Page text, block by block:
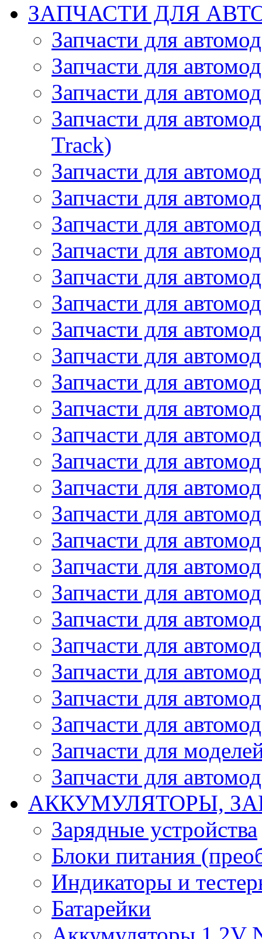
ЗАПЧАСТИ ДЛЯ
Запчасти для
Запчасти для
Запчасти для
Запчасти для
Track)
Запчасти для
Запчасти для
Запчасти для
Запчасти для
Запчасти для
Запчасти для
Запчасти для
Запчасти для
Запчасти для
Запчасти для
Запчасти для
Запчасти для
Запчасти для
Запчасти для
Запчасти для
Запчасти для
Запчасти для
Запчасти для
Запчасти для
Запчасти для
Запчасти для
Запчасти для
Запчасти для
Запчасти для
АККУМУЛЯТОРЫ,
Зарядные устройства
Блоки питания
Индикаторы и
Батарейки